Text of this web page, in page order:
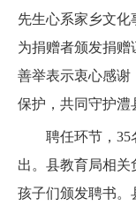
先生心系家乡文化
为捐赠者颁发捐赠
善举表示衷心感谢
保护，共同守护澧
聘任环节，35
出。县教育局相关
孩子们颁发聘书。